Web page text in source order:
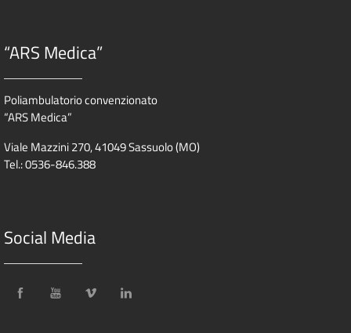
“ARS Medica”
Poliambulatorio convenzionato
“ARS Medica”
Viale Mazzini 270, 41049 Sassuolo (MO)
Tel.: 0536-846.388
Social Media